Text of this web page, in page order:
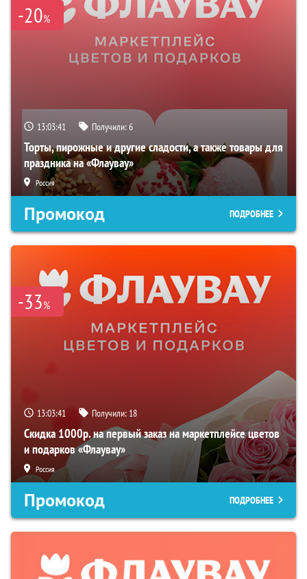
-20%
13:03:40 Получили:6
Торты, пирожные и другие сладости, а также товары для
праздника на «Флаувау»
Россия
Промокод ПОДРОБНЕЕ
-33%
13:03:40 Получили: 18
Скидка 1000р. на первый заказ на маркетплейсе цветов
и подарков «Флаувау»
Россия
Промокод ПОДРОБНЕЕ